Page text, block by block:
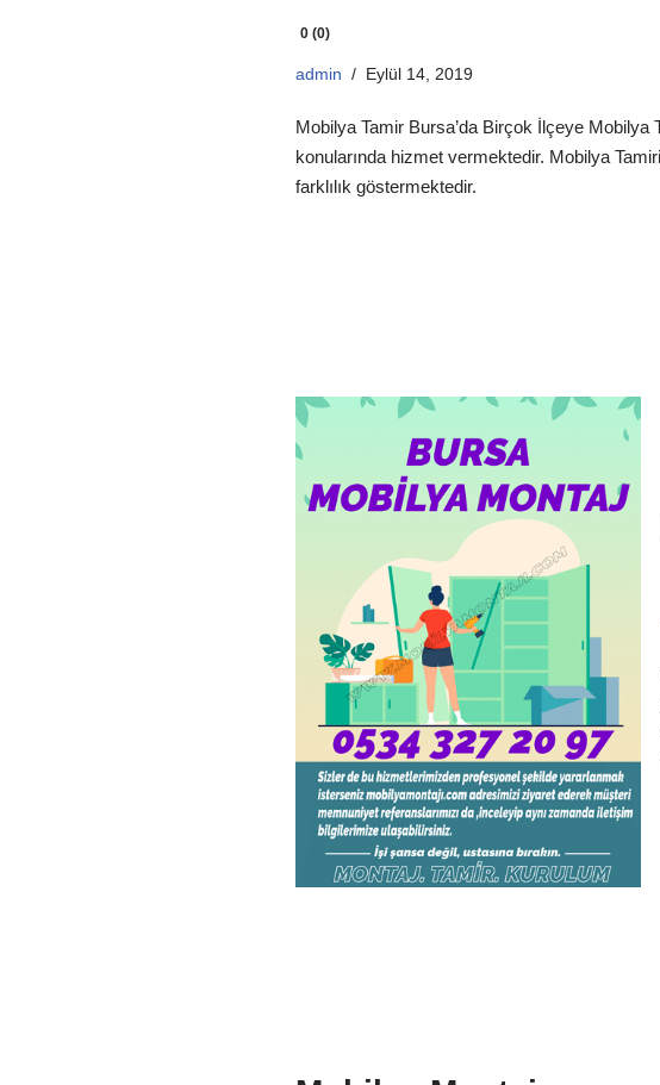
0 (0)
admin Eylül 14, 2019
Mobilya Tamir Bursa’da Birçok İlçeye Mobilya
konularında hizmet vermektedir. Mobilya
farklılık göstermektedir.